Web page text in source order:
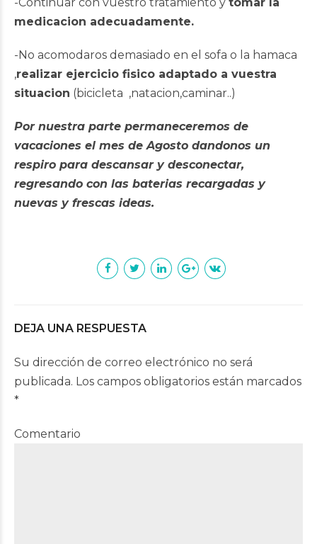
medicacion adecuadamente.
-No acomodaros demasiado en el sofa o la hamaca
,realizar ejercicio fisico adaptado a vuestra
situacion (bicicleta ,natacion,caminar..)
Por nuestra parte permaneceremos de
vacaciones el mes de Agosto dandonos un
respiro para descansar y desconectar,
regresando con las baterias recargadas y
nuevas y frescas ideas.
DEJA UNA RESPUESTA
Su dirección de correo electrónico no será
publicada. Los campos obligatorios están marcados
*
Comentario